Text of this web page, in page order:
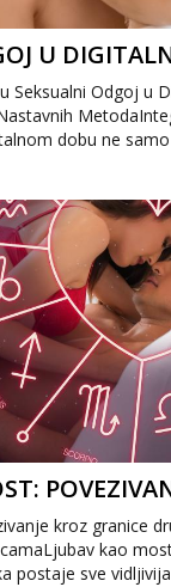
Seksualni Odgoj u
dobu ne
kroz granice
kao
postaje sve